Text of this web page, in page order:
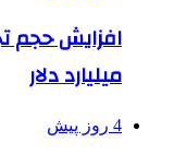
میلیارد دلار
4 روز پیش